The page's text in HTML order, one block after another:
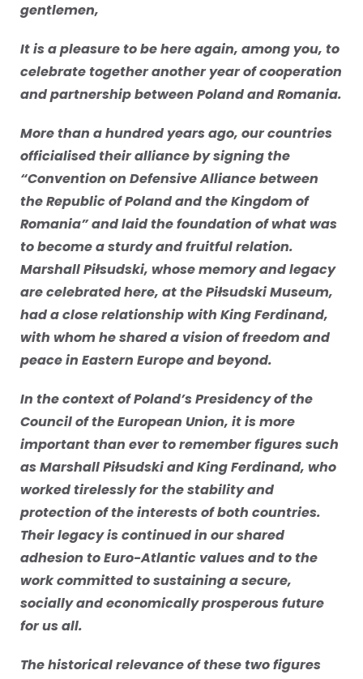
gentlemen,
It is a pleasure to be here again, among you, to
celebrate together another year of cooperation
and partnership between Poland and Romania.
More than a hundred years ago, our countries
officialised their alliance by signing the
“Convention on Defensive Alliance between
the Republic of Poland and the Kingdom of
Romania” and laid the foundation of what was
to become a sturdy and fruitful relation.
Marshall Piłsudski, whose memory and legacy
are celebrated here, at the Piłsudski Museum,
had a close relationship with King Ferdinand,
with whom he shared a vision of freedom and
peace in Eastern Europe and beyond.
In the context of Poland’s Presidency of the
Council of the European Union, it is more
important than ever to remember figures such
as Marshall Piłsudski and King Ferdinand, who
worked tirelessly for the stability and
protection of the interests of both countries.
Their legacy is continued in our shared
adhesion to Euro-Atlantic values and to the
work committed to sustaining a secure,
socially and economically prosperous future
for us all.
The historical relevance of these two figures